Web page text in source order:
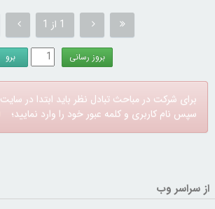
1 از 1
برای شرکت در مباحث تبادل نظر باید ابتدا در سایت
سپس نام کاربری و کلمه عبور خود را وارد نمایید؛
از سراسر وب